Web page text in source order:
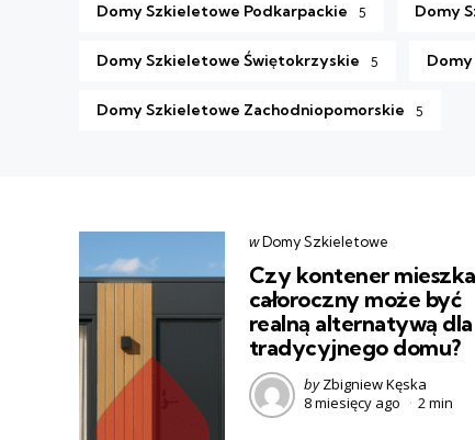
Domy Szkieletowe Podkarpackie 5 Domy
Domy Szkieletowe Świętokrzyskie 5
Domy Szkieletowe Zachodniopomorskie 5
Categories
post
w Domy Szkieletowe
Czy kontener
całoroczny może być
realną alternatywą dla
tradycyjnego domu?
Posted
by
by Zbigniew Kęska
8 miesięcy ago
2 min